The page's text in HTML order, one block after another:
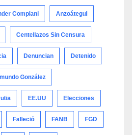
Compiani Anzoátegui
Centellazos Sin Censura
Denuncian Detenido
González
EE.UU Elecciones
Falleció FANB FGD